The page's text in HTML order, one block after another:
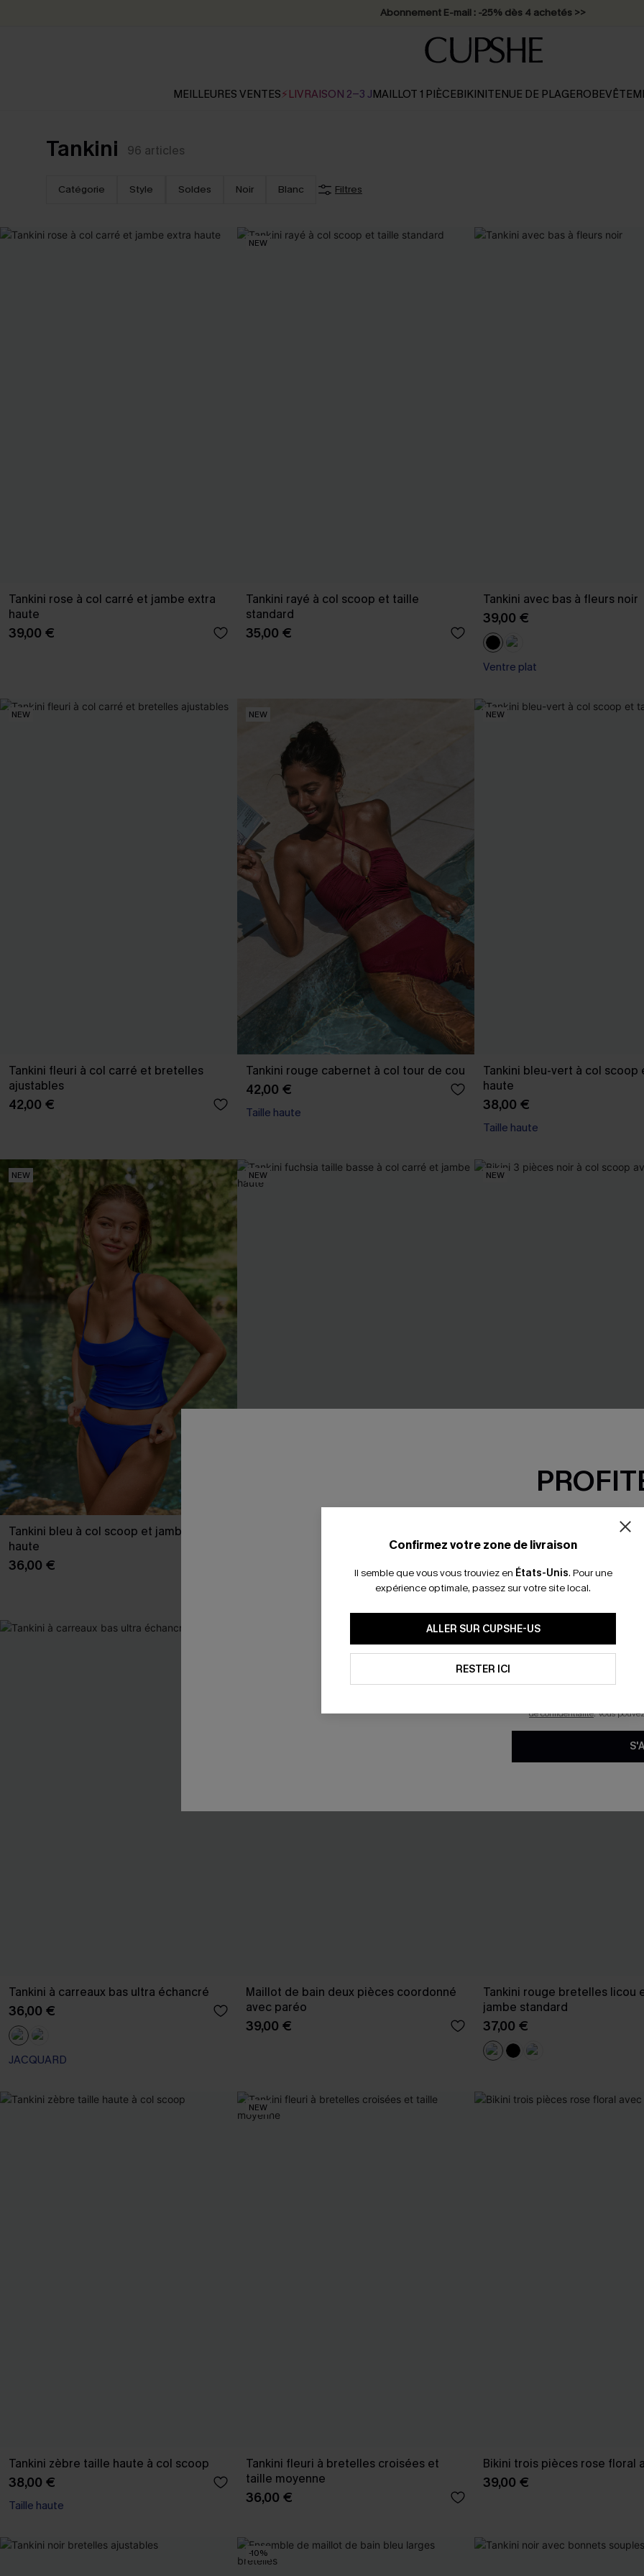
Abonnement E-mail : -25% dès 4 achetés >>
MEILLEURES VENTES⚡LIVRAISON 2-3 JMAILLOT 1 PIÈCEBIKINITENUE DE PLAGEROBE
Tankini 96 articles
Catégorie Style Soldes Noir Blanc Filtres
Tankini rose à col carré et jambe extra
haute
39,00 €
NEW
Tankini rayé à col scoop et taille
standard
35,00 €
Tankini avec bas à fleurs noir
39,00 €
Ventre plat
NEW
Tankini fleuri à col carré et bretelles
ajustables
42,00 €
NEW
Tankini rouge cabernet à col tour de cou
42,00 €
Taille haute
NEW
Tankini bleu-vert à col scoop
haute
38,00 €
Taille haute
NEW
Tankini bleu à col scoop et jambe extra
haute
36,00 €
NEW NEW
Bikini 3 pièces noir à col
paréo
41,90 €
MESH
Tankini à carreaux bas ultra échancré
36,00 €
JACQUARD
Maillot de bain deux pièces coordonné
avec paréo
39,00 €
Tankini rouge bretelles licou
jambe standard
37,00 €
Tankini zèbre taille haute à col scoop
38,00 €
Taille haute
NEW
Tankini fleuri à bretelles croisées et
taille moyenne
36,00 €
Bikini trois pièces rose floral
39,00 €
-10%
Confirmez votre zone de livraison
Il semble que vous vous trouviez en États-Unis. Pour une
expérience optimale, passez sur votre site local.
ALLER SUR CUPSHE-US
RESTER ICI
-15% dès 2
*Un code par
En soumettant votre adresse
mails marketing (y compris
reconnaissez avoir pris
pouvons utiliser les données
technologies de suivi, telles
savoir si ceux-ci ont été
personnaliser nos contenus
produits susceptibles de
de confidentialité. Vous